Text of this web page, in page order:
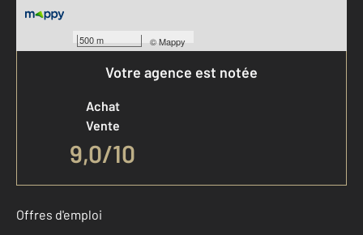
500 m ©Mappy
Votre agence est notée
Achat
Vente
9,0/10
Offres d'emploi